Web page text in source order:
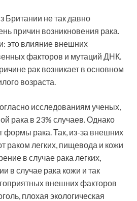
Британии не так давно
причин возникновения рака.
это влияние внешних
факторов и мутаций ДНК.
рак возникает в основном
возраста.
исследованиям ученых,
рака в 23% случаев. Однако
формы рака. Так, из-за внешних
раком легких, пищевода и кожи
в случае рака легких,
в случае рака кожи и так
внешних факторов
плохая экологическая